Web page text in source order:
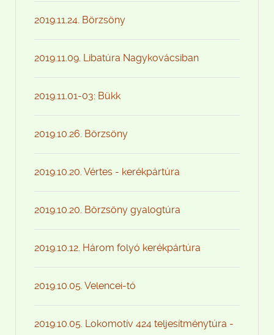
2019.11.24. Börzsöny
2019.11.09. Libatúra Nagykovácsiban
2019.11.01-03: Bükk
2019.10.26. Börzsöny
2019.10.20. Vértes - kerékpártúra
2019.10.20. Börzsöny gyalogtúra
2019.10.12. Három folyó kerékpártúra
2019.10.05. Velencei-tó
2019.10.05. Lokomotív 424 teljesítménytúra -